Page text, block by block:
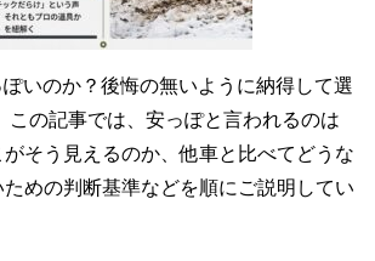
いのか？後悔の無いように納得して選
この記事では、安っぽと言われるのは
そう見えるのか、他車と比べてどうな
めの判断基準などを順にご説明してい